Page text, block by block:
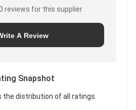
reviews for this supplier
A Review
Snapshot
the distribution of all ratings